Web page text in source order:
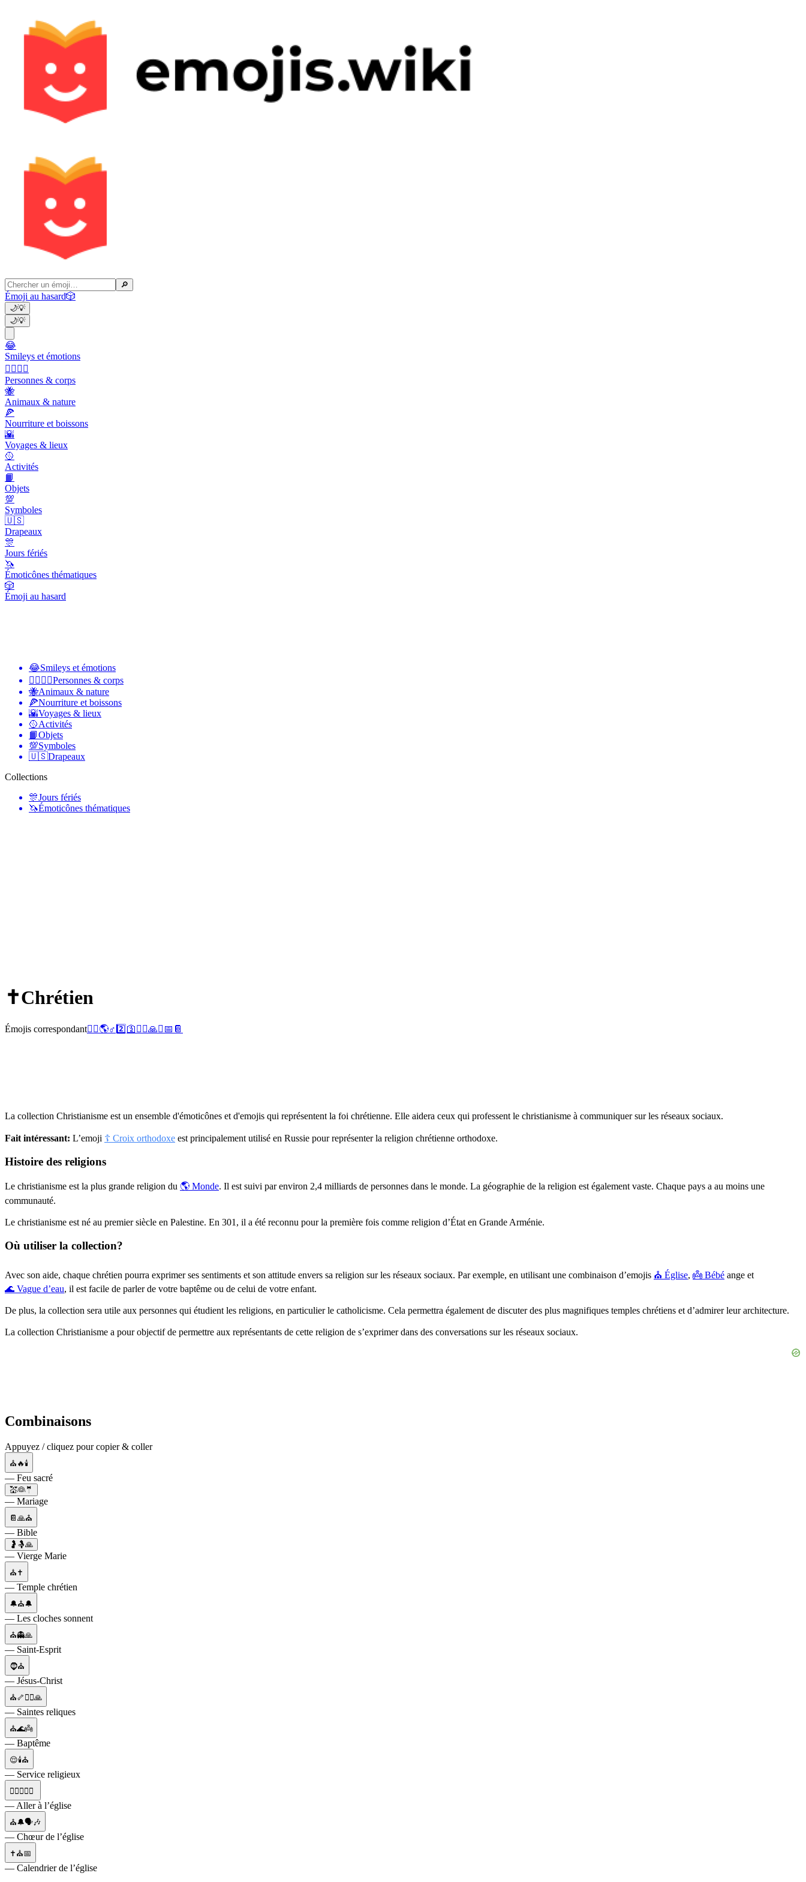
🔎
Émoji au hasard🎲
🌙💡
🌙💡
😂
Smileys et émotions
👩‍❤️‍💋‍👨
Personnes & corps
🐝
Animaux & nature
🍕
Nourriture et boissons
🌇
Voyages & lieux
🥎
Activités
📙
Objets
💯
Symboles
🇺🇸
Drapeaux
🎊
Jours fériés
🦄
Émoticônes thématiques
🎲
Émoji au hasard
😂Smileys et émotions
👩‍❤️‍💋‍👨Personnes & corps
🐝Animaux & nature
🍕Nourriture et boissons
🌇Voyages & lieux
🥎Activités
📙Objets
💯Symboles
🇺🇸Drapeaux
Collections
🎊Jours fériés
🦄Émoticônes thématiques
✝️Chrétien
Émojis correspondant🧎‍♀️🌎♂️ 2️⃣ 🛐 🧎‍♂️🙏⛪ 📅 📔
La collection Christianisme est un ensemble d'émoticônes et d'emojis qui représentent la foi chrétienne. Elle aidera ceux qui professent le christianisme à communiquer sur les réseaux sociaux.
Fait intéressant: L’emoji ☦️ Croix orthodoxe est principalement utilisé en Russie pour représenter la religion chrétienne orthodoxe.
Histoire des religions
Le christianisme est la plus grande religion du 🌎 Monde. Il est suivi par environ 2,4 milliards de personnes dans le monde. La géographie de la religion est également vaste. Chaque pays a au moins une
communauté.
Le christianisme est né au premier siècle en Palestine. En 301, il a été reconnu pour la première fois comme religion d’État en Grande Arménie.
Où utiliser la collection?
Avec son aide, chaque chrétien pourra exprimer ses sentiments et son attitude envers sa religion sur les réseaux sociaux. Par exemple, en utilisant une combinaison d’emojis ⛪ Église, 👼 Bébé ange et
🌊 Vague d’eau, il est facile de parler de votre baptême ou de celui de votre enfant.
De plus, la collection sera utile aux personnes qui étudient les religions, en particulier le catholicisme. Cela permettra également de discuter des plus magnifiques temples chrétiens et d’admirer leur architecture.
La collection Christianisme a pour objectif de permettre aux représentants de cette religion de s’exprimer dans des conversations sur les réseaux sociaux.
Combinaisons
Appuyez / cliquez pour copier & coller
⛪🔥🕯
— Feu sacré
💒👰🤵
— Mariage
📔🙏⛪
— Bible
🤰🤱🙏
— Vierge Marie
⛪✝️
— Temple chrétien
🔔⛪🔔
— Les cloches sonnent
⛪👻🙏
— Saint-Esprit
🧔⛪
— Jésus-Christ
⛪🦴🧎‍♂️🙏
— Saintes reliques
⛪🌊👼
— Baptême
😌🕯⛪
— Service religieux
🚶‍♂️🚶‍♀️⛪
— Aller à l’église
⛪🔔🗣🎶
— Chœur de l’église
✝️⛪📅
— Calendrier de l’église